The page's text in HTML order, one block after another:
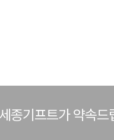
종기프트가 약속드